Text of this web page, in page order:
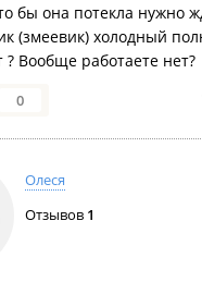
бы она потекла нужно
(змеевик) холодный
? Вообще работаете нет?
0
Олеся
Отзывов 1